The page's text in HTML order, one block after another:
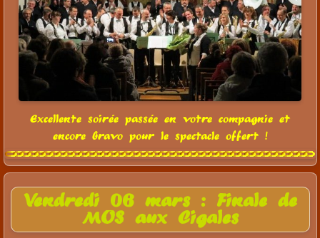
Excellente soirée passée en votre compagnie et
encore bravo pour le spectacle offert !
Vendredi 06 mars : Finale de
MUS aux Cigales